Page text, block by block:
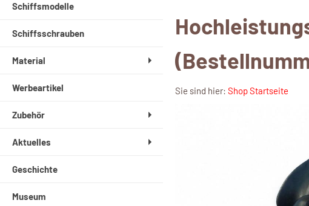
Schiffsmodelle
Schiffsschrauben
Material
Werbeartikel
Zubehör
Aktuelles
Geschichte
Museum
Sie sind hier: Shop Startseite